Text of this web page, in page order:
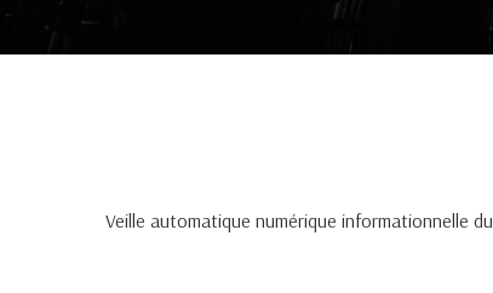
Veille automatique numérique informationnelle du